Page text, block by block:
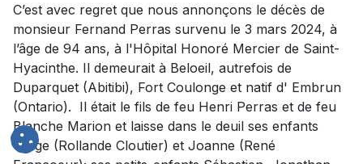
C’est avec regret que nous annonçons le décès de
monsieur Fernand Perras survenu le 3 mars 2024, à
l’âge de 94 ans, à l'Hôpital Honoré Mercier de Saint-
Hyacinthe. Il demeurait à Beloeil, autrefois de
Duparquet (Abitibi), Fort Coulonge et natif d' Embrun
(Ontario). Il était le fils de feu Henri Perras et de feu
Blanche Marion et laisse dans le deuil ses enfants
Serge (Rollande Cloutier) et Joanne (René